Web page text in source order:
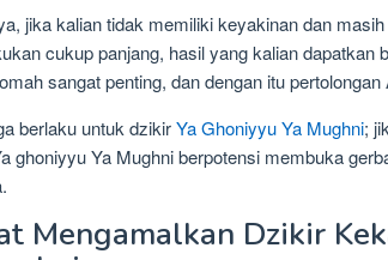
jika kalian tidak memiliki keyakinan dan
cukup panjang, hasil yang kalian dapatkan
sangat penting, dan dengan itu
berlaku untuk dzikirYa Ghoniyyu Ya Mughni;
ghoniyyu Ya Mughni berpotensi membuka
Mengamalkan Dzikir